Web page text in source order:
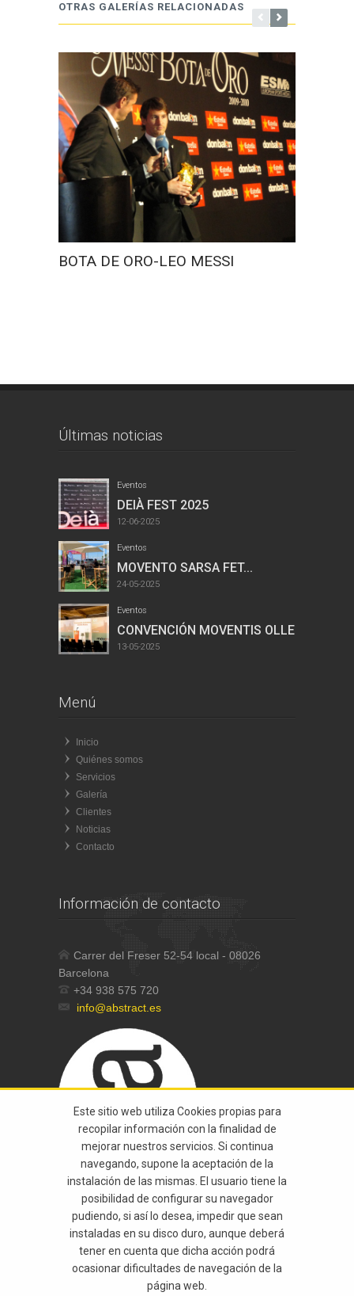
OTRAS GALERÍAS RELACIONADAS
BOTA DE ORO-LEO MESSI
Últimas noticias
Eventos
DEIÀ FEST 2025
12-06-2025
Eventos
MOVENTO SARSA FET...
24-05-2025
Eventos
CONVENCIÓN MOVENTIS OLLER...
13-05-2025
Menú
Inicio
Quiénes somos
Servicios
Galería
Clientes
Noticias
Contacto
Información de contacto
Carrer del Freser 52-54 local - 08026
Barcelona
+34 938 575 720
info@abstract.es
© 2015 Abstract Todos Los Derechos
Reservados | Aviso Legal
Este sitio web utiliza Cookies propias para
recopilar información con la finalidad de
mejorar nuestros servicios. Si continua
navegando, supone la aceptación de la
instalación de las mismas. El usuario tiene la
posibilidad de configurar su navegador
pudiendo, si así lo desea, impedir que sean
instaladas en su disco duro, aunque deberá
tener en cuenta que dicha acción podrá
ocasionar dificultades de navegación de la
página web.